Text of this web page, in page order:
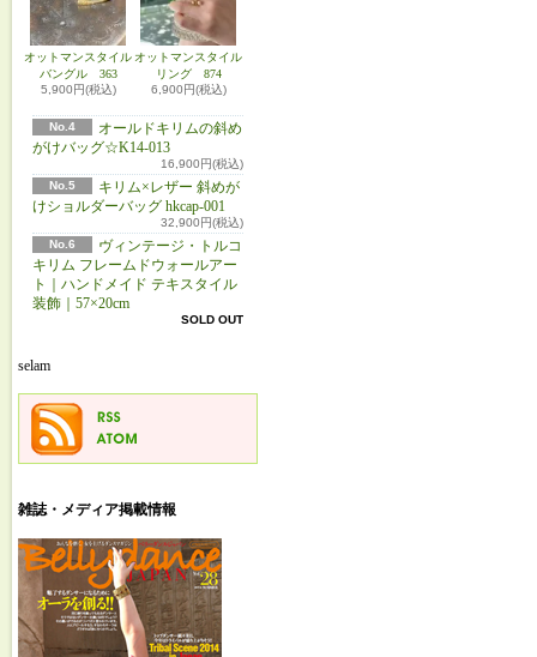
オットマンスタイル
バングル 363
5,900円(税込)
オットマンスタイル
リング 874
6,900円(税込)
No.4
オールドキリムの斜め
がけバッグ☆K14-013
16,900円(税込)
No.5
キリム×レザー 斜めが
けショルダーバッグ hkcap-001
32,900円(税込)
No.6
ヴィンテージ・トルコ
キリム フレームドウォールアー
ト｜ハンドメイド テキスタイル
装飾｜57×20cm
SOLD OUT
selam
雑誌・メディア掲載情報